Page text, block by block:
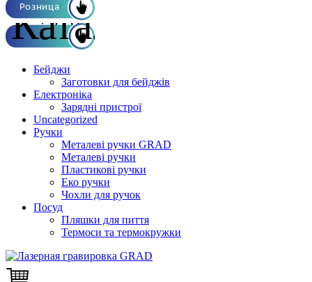
Розница
Каталог ОПТ
Бейджи
Заготовки для бейджів
Електроніка
Зарядні пристрої
Uncategorized
Ручки
Металеві ручки GRAD
Металеві ручки
Пластикові ручки
Еко ручки
Чохли для ручок
Посуд
Пляшки для пиття
Термоси та термокружки